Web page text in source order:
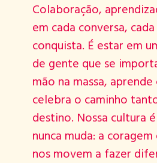
Colaboração,
em cada conversa,
conquista. É estar em
de gente que se
mão na massa,
celebra o caminho
destino. Nossa cultura
nunca muda: a
nos movem a fazer